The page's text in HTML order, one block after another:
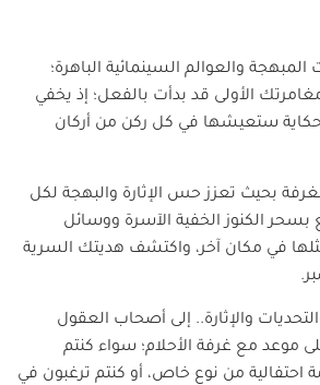
والعوالم السينمائية الباهرة؛
الأولى قد بدأت بالفعل؛ إذ يخفي
حكاية ستعيشها في كل ركن من أركان
بحيث تعزز حس الإثارة والبهجة لكل
الكنوز الخفية الآسرة ووسائل
في مكان آخر، واكتشف هديتك السرية
والإثارة.. إلى أصحاب العقول
على موعد مع غرفة الأحلام؛ سواء كنتم
احتفالية من نوع خاص، أو كنتم ترغبون في